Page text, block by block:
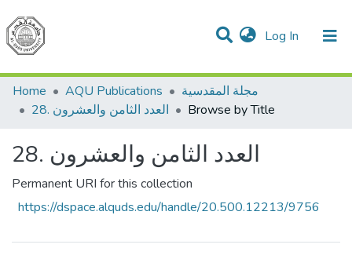
Log In (current)
Communities & Collections
All of DSpace
Home
AQU Publications
مجلة المقدسية
العدد الثامن والعشرون .28
Browse by Title
العدد الثامن والعشرون .28
Permanent URI for this collection
https://dspace.alquds.edu/handle/20.500.12213/9756